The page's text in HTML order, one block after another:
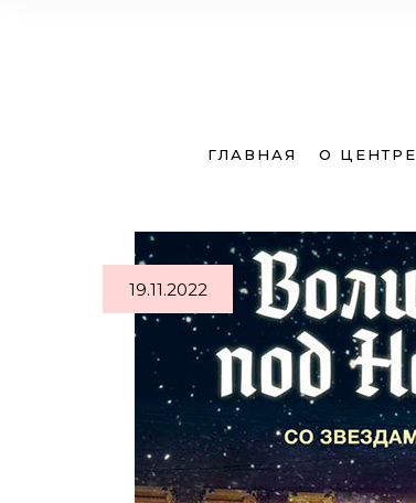
ГЛАВНАЯ О ЦЕНТРЕ
Расписание
Запись в группу
Стоимость
Запись в группу
19.11.2022